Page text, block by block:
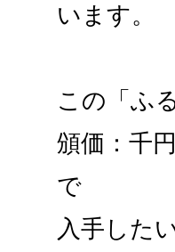
います。
この「ふ
頒価：千
で
入手した